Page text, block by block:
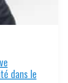
dans le